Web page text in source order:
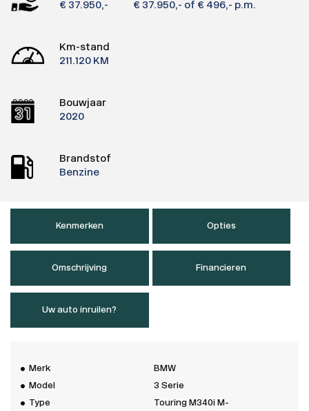
€ 37.950,-
€ 37.950,- of € 496,- p.m.
Km-stand
211.120 KM
Bouwjaar
2020
Brandstof
Benzine
Kenmerken Opties
Omschrijving Financieren
Uw auto inruilen?
Merk
BMW
Model
3 Serie
Type
Touring M340i M-